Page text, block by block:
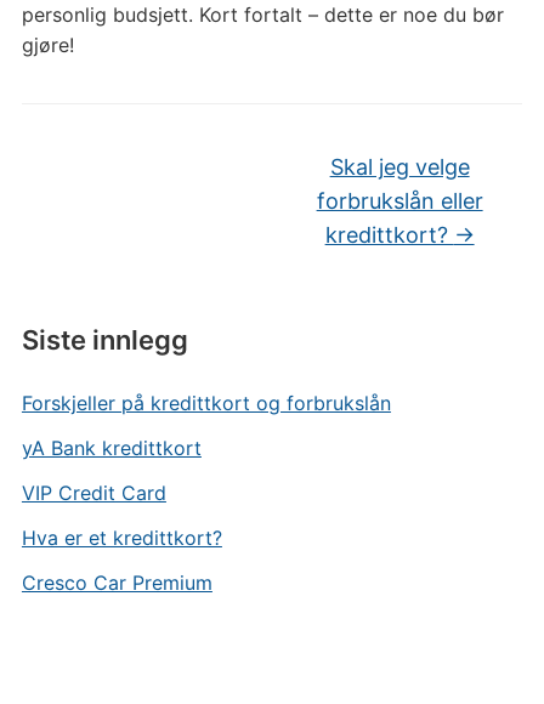
Siste innlegg
Forskjeller på kredittkort og forbrukslån
yA Bank kredittkort
VIP Credit Card
Hva er et kredittkort?
Cresco Car Premium
personlig budsjett. Kort fortalt – dette er noe du bør
gjøre!
Skal jeg velge
forbrukslån eller
kredittkort? →